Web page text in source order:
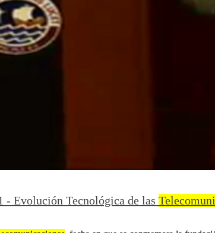
- Evolución Tecnológica de las